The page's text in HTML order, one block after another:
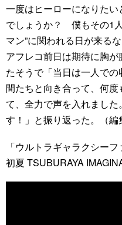
一度はヒーローになりた
でしょうか？ 僕もその1
マン”に関われる日が来る
アフレコ前日は期待に胸
たそうで「当日は一人で
間たちと向き合って、何
て、全力で声を入れまし
す！」と振り返った。（編
「ウルトラギャラクシー
初夏 TSUBURAYA